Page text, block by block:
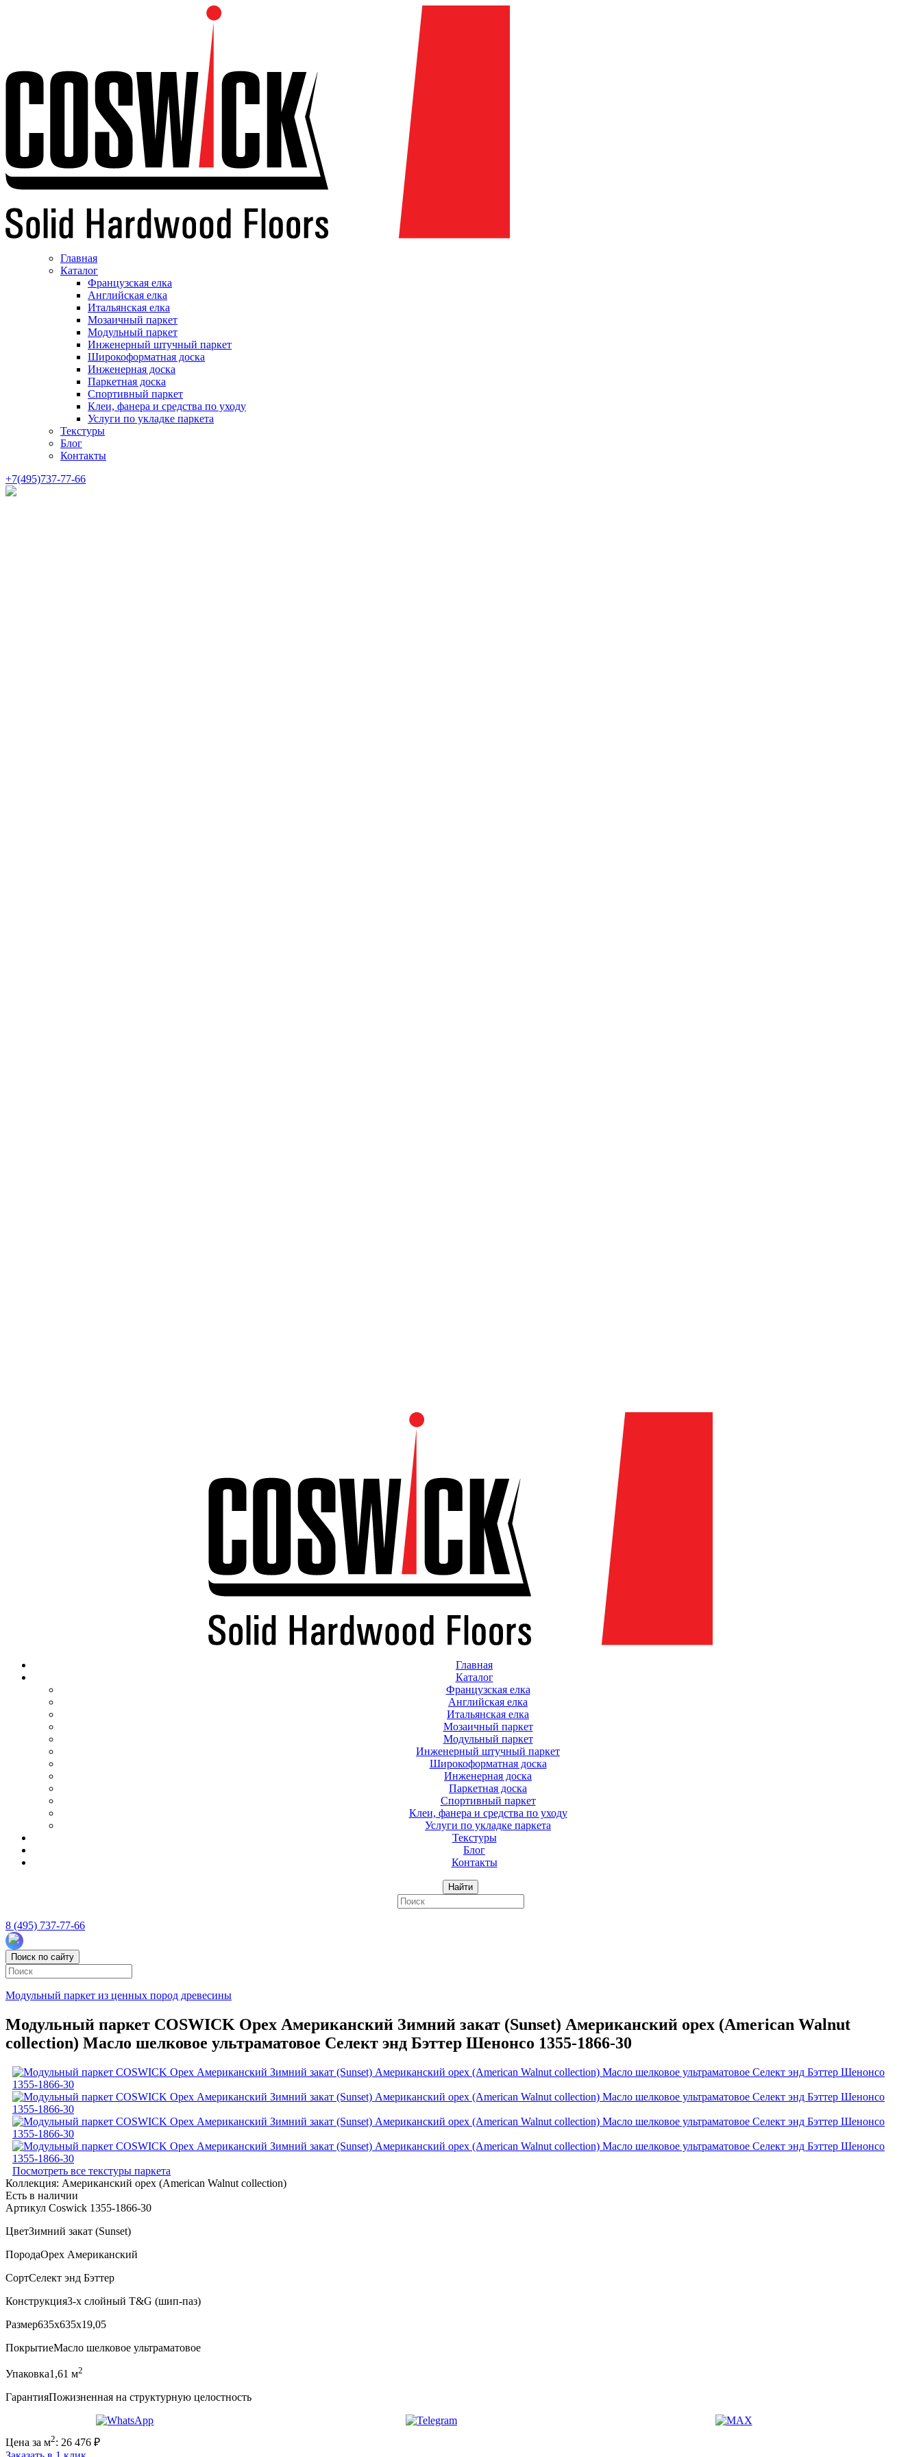
Главная
Каталог
Французская елка
Английская елка
Итальянская елка
Мозаичный паркет
Модульный паркет
Инженерный штучный паркет
Широкоформатная доска
Инженерная доска
Паркетная доска
Спортивный паркет
Клеи, фанера и средства по уходу
Услуги по укладке паркета
Текстуры
Блог
Контакты
+7(495)737-77-66
Главная
Каталог
Французская елка
Английская елка
Итальянская елка
Мозаичный паркет
Модульный паркет
Инженерный штучный паркет
Широкоформатная доска
Инженерная доска
Паркетная доска
Спортивный паркет
Клеи, фанера и средства по уходу
Услуги по укладке паркета
Текстуры
Блог
Контакты
Найти
8 (495) 737-77-66
Поиск по сайту
Модульный паркет из ценных пород древесины
Модульный паркет COSWICK Орех Американский Зимний закат (Sunset) Американский орех (American Walnut
collection) Масло шелковое ультраматовое Селект энд Бэттер Шенонсо 1355-1866-30
Посмотреть все текстуры паркета
Коллекция: Американский орех (American Walnut collection)
Есть в наличии
Артикул Coswick 1355-1866-30
ЦветЗимний закат (Sunset)
ПородаОрех Американский
СортСелект энд Бэттер
Конструкция3-х слойный T&G (шип-паз)
Размер635x635x19,05
ПокрытиеМасло шелковое ультраматовое
Упаковка1,61 м2
ГарантияПожизненная на структурную целостность
Цена за м2: 26 476 ₽